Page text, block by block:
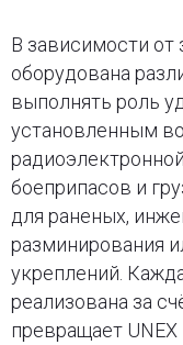
В зависимости от
оборудована
выполнять роль
установленным
боеприпасов и
для раненых,
разминирования
укреплений.
реализована за
превращает